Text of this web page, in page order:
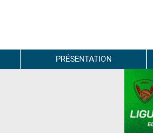
PRÉSENTATION